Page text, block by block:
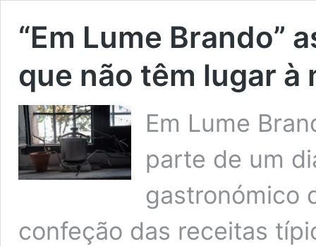
“Em Lume Brando”
que não têm lugar à
Em Lume
parte de um
gastronómico
confeção das receitas